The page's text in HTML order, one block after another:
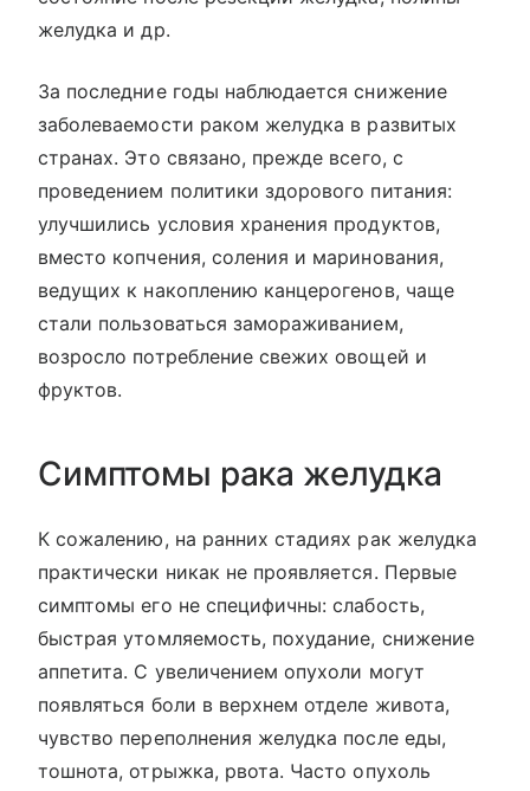
желудка и др.
За последние годы наблюдается снижение
заболеваемости раком желудка в развитых
странах. Это связано, прежде всего, с
проведением политики здорового питания:
улучшились условия хранения продуктов,
вместо копчения, соления и маринования,
ведущих к накоплению канцерогенов, чаще
стали пользоваться замораживанием,
возросло потребление свежих овощей и
фруктов.
Симптомы рака желудка
К сожалению, на ранних стадиях рак желудка
практически никак не проявляется. Первые
симптомы его не специфичны: слабость,
быстрая утомляемость, похудание, снижение
аппетита. С увеличением опухоли могут
появляться боли в верхнем отделе живота,
чувство переполнения желудка после еды,
тошнота, отрыжка, рвота. Часто опухоль